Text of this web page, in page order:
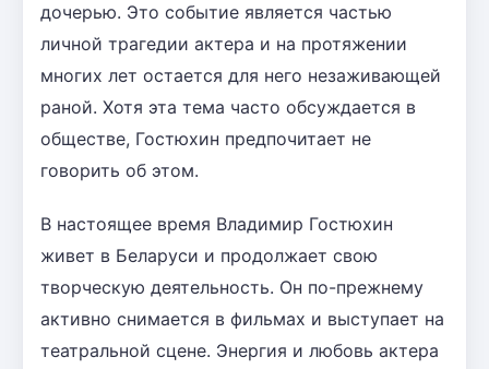
дочерью. Это событие является частью
личной трагедии актера и на протяжении
многих лет остается для него незаживающей
раной. Хотя эта тема часто обсуждается в
обществе, Гостюхин предпочитает не
говорить об этом.
В настоящее время Владимир Гостюхин
живет в Беларуси и продолжает свою
творческую деятельность. Он по-прежнему
активно снимается в фильмах и выступает на
театральной сцене. Энергия и любовь актера